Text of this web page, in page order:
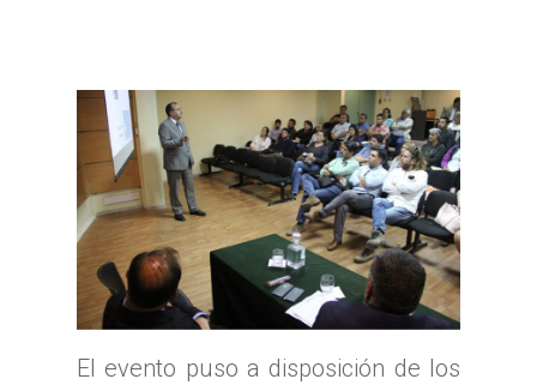
El evento puso a disposición de los